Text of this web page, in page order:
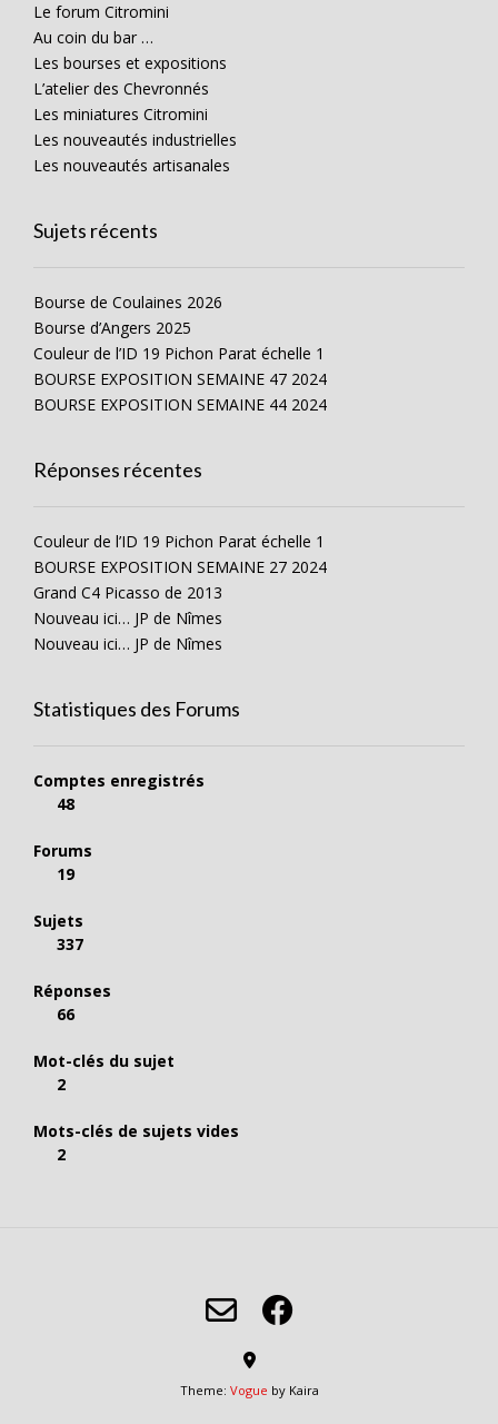
Le forum Citromini
Au coin du bar …
Les bourses et expositions
L’atelier des Chevronnés
Les miniatures Citromini
Les nouveautés industrielles
Les nouveautés artisanales
Sujets récents
Bourse de Coulaines 2026
Bourse d’Angers 2025
Couleur de l’ID 19 Pichon Parat échelle 1
BOURSE EXPOSITION SEMAINE 47 2024
BOURSE EXPOSITION SEMAINE 44 2024
Réponses récentes
Couleur de l’ID 19 Pichon Parat échelle 1
BOURSE EXPOSITION SEMAINE 27 2024
Grand C4 Picasso de 2013
Nouveau ici… JP de Nîmes
Nouveau ici… JP de Nîmes
Statistiques des Forums
Comptes enregistrés
48
Forums
19
Sujets
337
Réponses
66
Mot-clés du sujet
2
Mots-clés de sujets vides
2
Theme: Vogue by Kaira